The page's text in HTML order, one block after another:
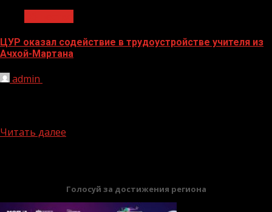
ЦУР оказал содействие в трудоустройстве учителя из
Ачхой-Мартана
admin
Читать далее
Голосуй за достижения региона